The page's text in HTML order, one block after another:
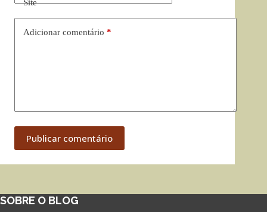
Site
Adicionar comentário *
Publicar comentário
SOBRE O BLOG